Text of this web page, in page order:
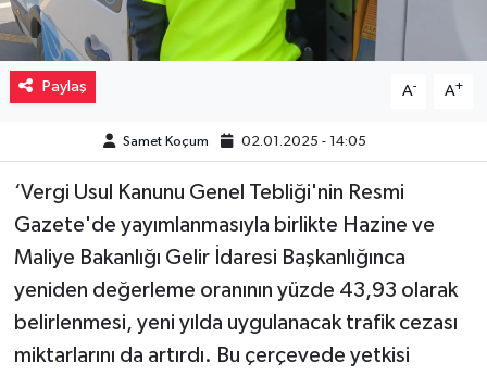
Paylaş A- A+
Samet Koçum 02.01.2025 - 14:05
‘Vergi Usul Kanunu Genel Tebliği'nin Resmi
Gazete'de yayımlanmasıyla birlikte Hazine ve
Maliye Bakanlığı Gelir İdaresi Başkanlığınca
yeniden değerleme oranının yüzde 43,93 olarak
belirlenmesi, yeni yılda uygulanacak trafik cezası
miktarlarını da artırdı. Bu çerçevede yetkisi
Resmi İlanlar
Sağlık
Spor
Teknoloji
Türkiye